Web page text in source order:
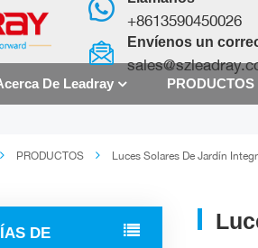
+8613590450026
Envíenos un
De Leadray PRODUCTOS
PRODUCTOS Luces Solares De Jardín
DE